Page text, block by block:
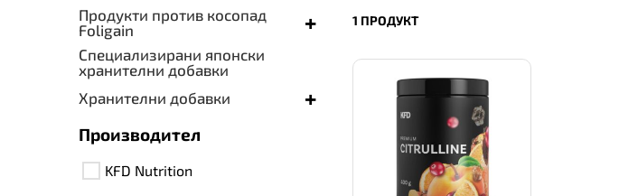
Продукти против косопад
Foligain
+
Специализирани японски
хранителни добавки
Хранителни добавки
+
Производител
KFD Nutrition
1 ПРОДУКТ